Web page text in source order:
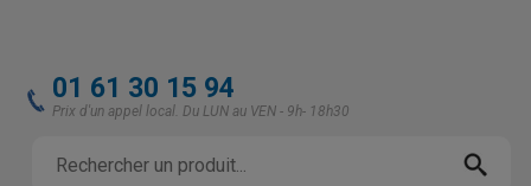
01 61 30 15 94
Prix d'un appel local. Du LUN au VEN - 9h- 18h30